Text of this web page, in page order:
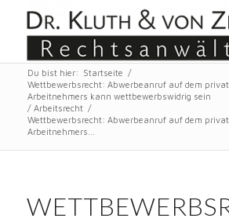
Du bist hier: Startseite
/
Wettbewerbsrecht: Abwerbeanruf auf dem
Arbeitnehmers kann wettbewerbswidrig sein
/ Arbeitsrecht /
Wettbewerbsrecht: Abwerbeanruf auf dem
Arbeitnehmers...